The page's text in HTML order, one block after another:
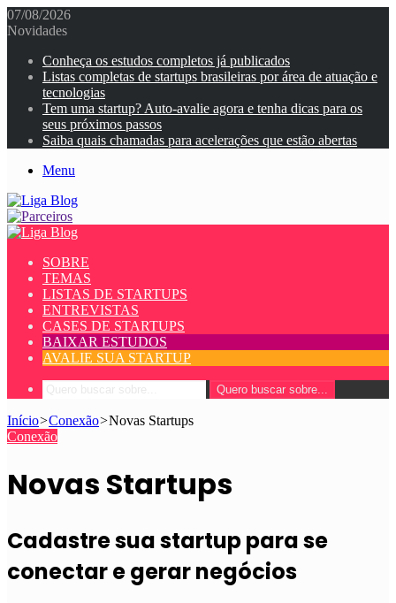
07/08/2026
Novidades
Conheça os estudos completos já publicados
Listas completas de startups brasileiras por área de atuação e
tecnologias
Tem uma startup? Auto-avalie agora e tenha dicas para os
seus próximos passos
Saiba quais chamadas para acelerações que estão abertas
Menu
SOBRE
TEMAS
LISTAS DE STARTUPS
ENTREVISTAS
CASES DE STARTUPS
BAIXAR ESTUDOS
AVALIE SUA STARTUP
Quero buscar sobre...
Início>Conexão>Novas Startups
Conexão
Novas Startups
Cadastre sua startup para se
conectar e gerar negócios